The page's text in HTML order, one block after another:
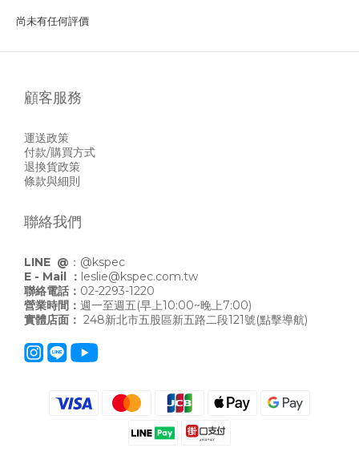
尚未有任何評價
顧客服務
運送政策
付款/購買方式
退換貨政策
條款與細則
聯絡我們
LINE @ ： @kspec
E - Mail ： leslie@kspec.com.tw
聯絡電話： 02-2293-1220
營業時間： 週一至週五(早上10:00~晚上7:00)
實體店面： 248新北市五股區新五路二段121號(點擊導航)